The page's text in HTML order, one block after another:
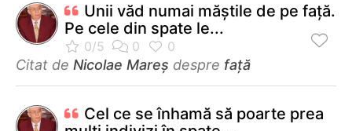
Unii văd numai măştile de pe faţă.
Pe cele din spate le...
Citat de Nicolae Mareș despre față
Cel ce se înhamă să poarte prea